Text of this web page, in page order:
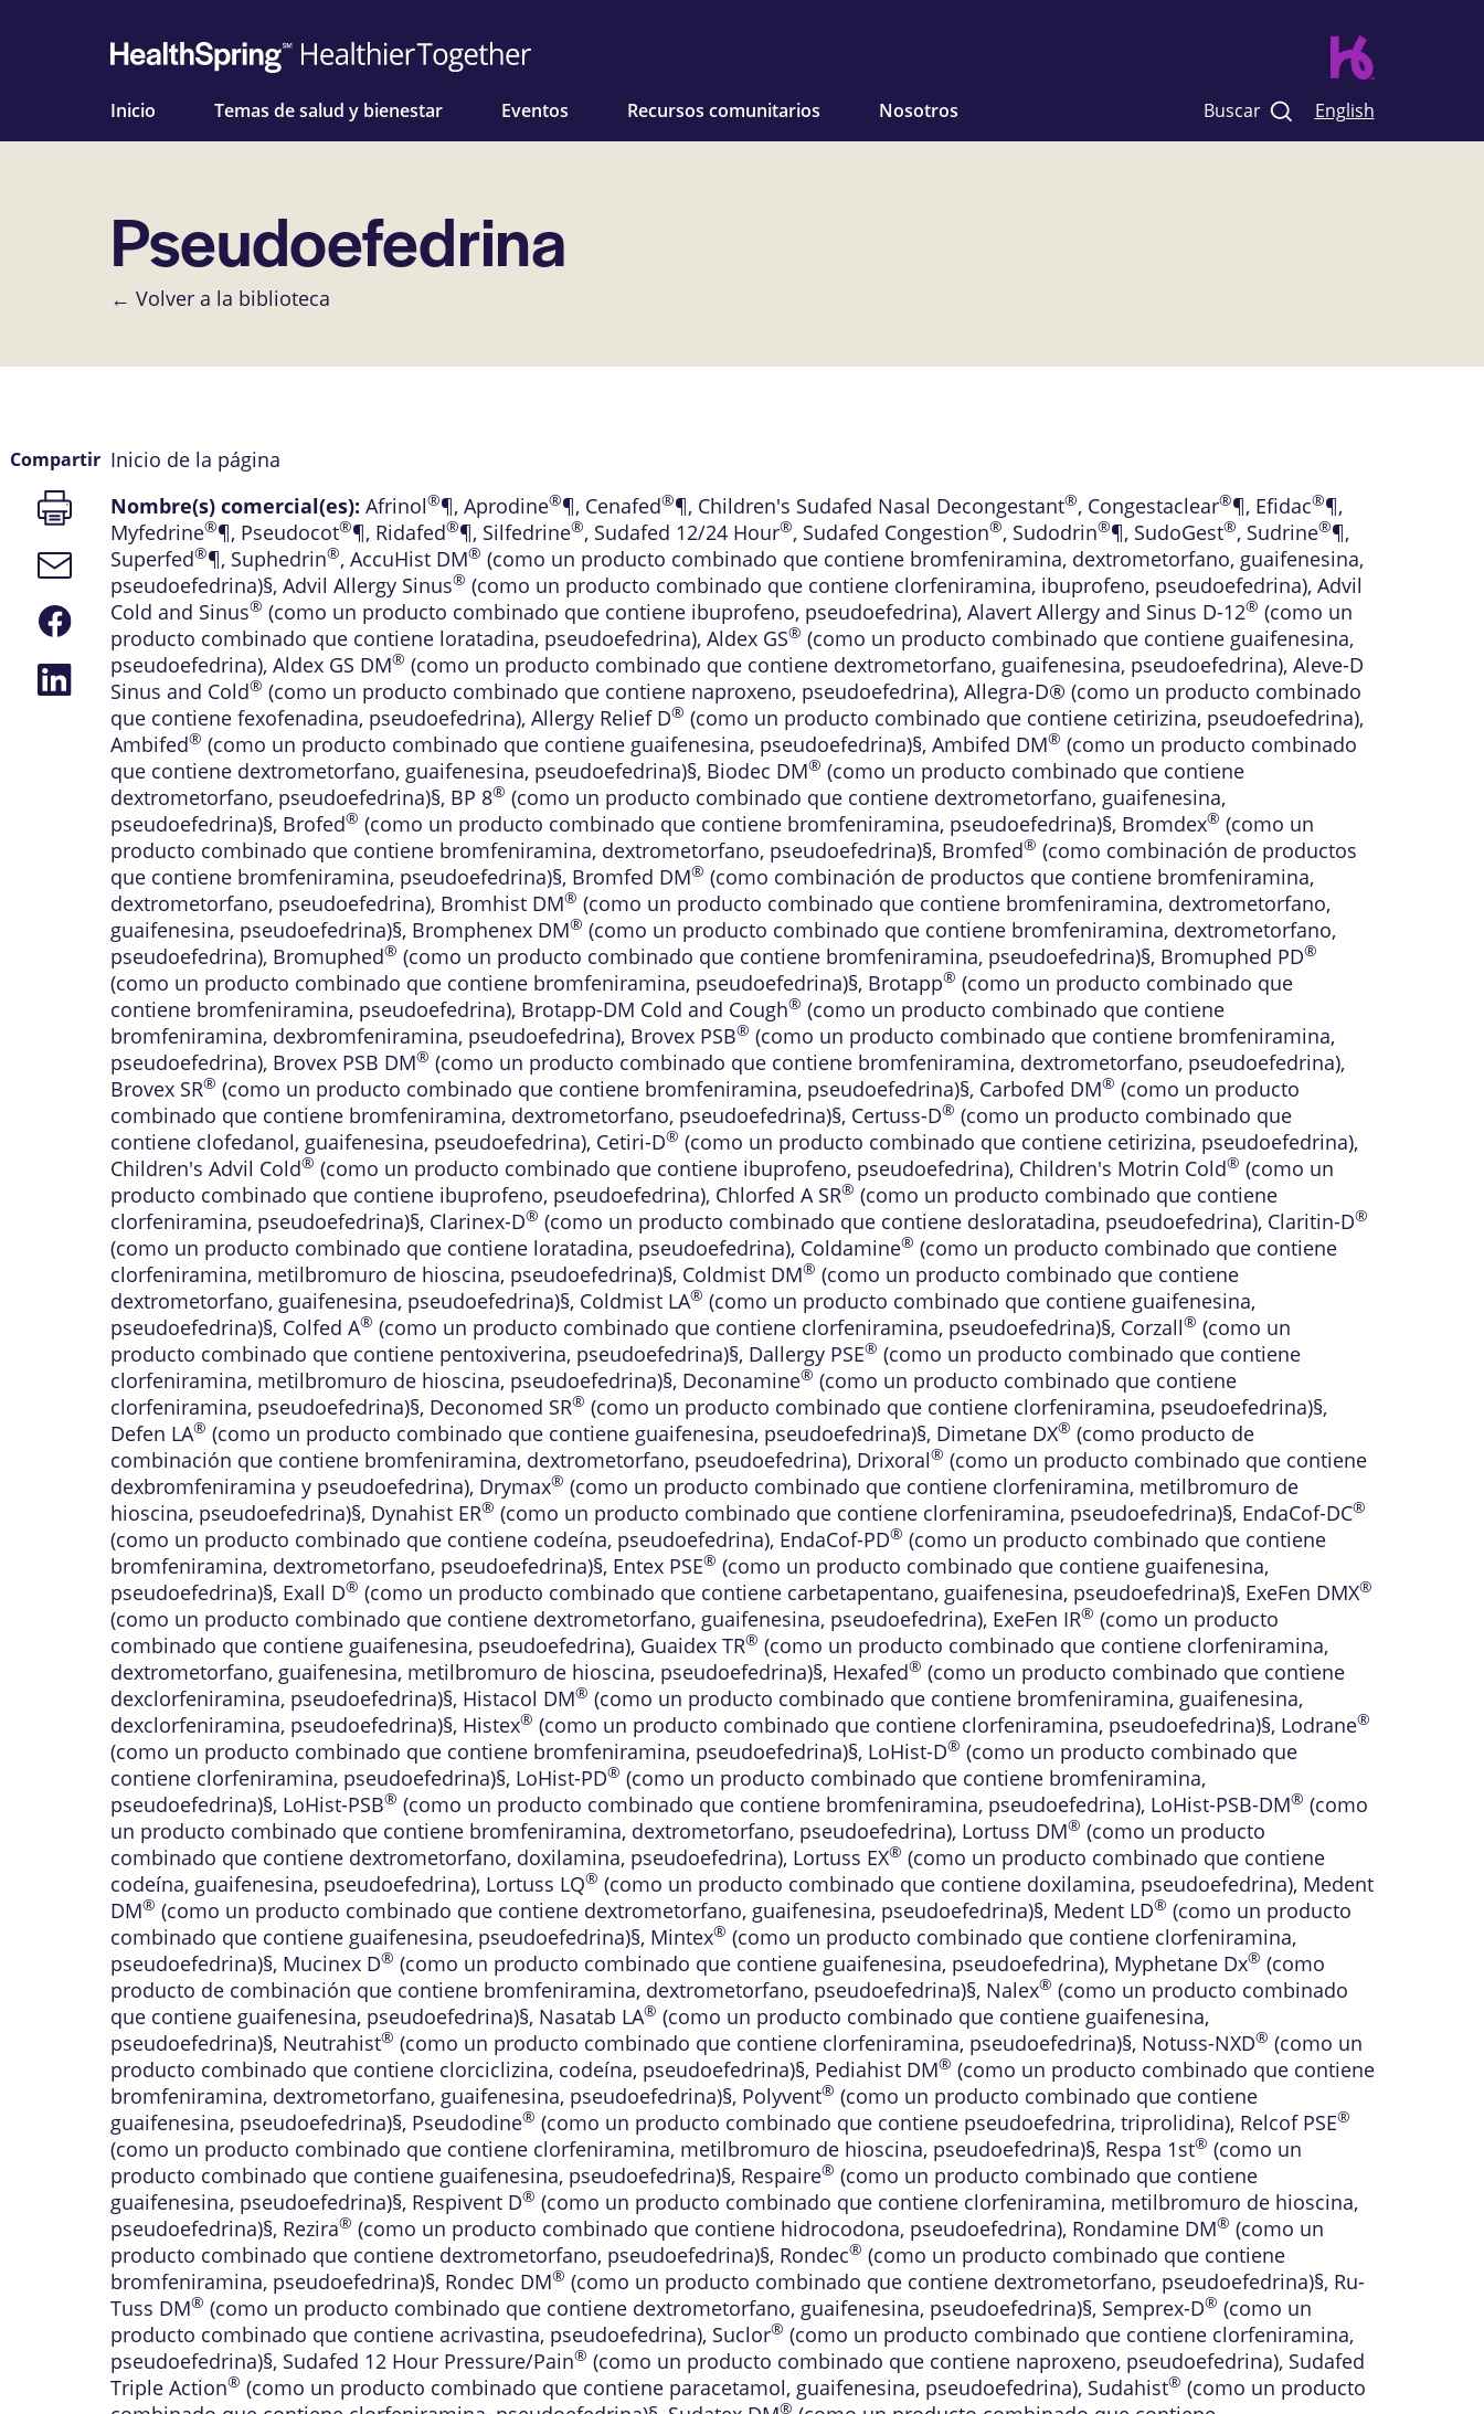
Inicio Temas de salud y bienestar Eventos Recursos comunitarios Nosotros Buscar English
Pseudoefedrina
← Volver a la biblioteca
Inicio de la página
Nombre(s) comercial(es): Afrinol®¶, Aprodine®¶, Cenafed®¶, Children's Sudafed Nasal Decongestant®, Congestaclear®¶, Efidac®¶,
Myfedrine®¶, Pseudocot®¶, Ridafed®¶, Silfedrine®, Sudafed 12/24 Hour®, Sudafed Congestion®, Sudodrin®¶, SudoGest®, Sudrine®¶,
Superfed®¶, Suphedrin®, AccuHist DM® (como un producto combinado que contiene bromfeniramina, dextrometorfano, guaifenesina,
pseudoefedrina)§, Advil Allergy Sinus® (como un producto combinado que contiene clorfeniramina, ibuprofeno, pseudoefedrina), Advil
Cold and Sinus® (como un producto combinado que contiene ibuprofeno, pseudoefedrina), Alavert Allergy and Sinus D-12® (como un
producto combinado que contiene loratadina, pseudoefedrina), Aldex GS® (como un producto combinado que contiene guaifenesina,
pseudoefedrina), Aldex GS DM® (como un producto combinado que contiene dextrometorfano, guaifenesina, pseudoefedrina), Aleve-D
Sinus and Cold® (como un producto combinado que contiene naproxeno, pseudoefedrina), Allegra-D® (como un producto combinado
que contiene fexofenadina, pseudoefedrina), Allergy Relief D® (como un producto combinado que contiene cetirizina, pseudoefedrina),
Ambifed® (como un producto combinado que contiene guaifenesina, pseudoefedrina)§, Ambifed DM® (como un producto combinado
que contiene dextrometorfano, guaifenesina, pseudoefedrina)§, Biodec DM® (como un producto combinado que contiene
dextrometorfano, pseudoefedrina)§, BP 8® (como un producto combinado que contiene dextrometorfano, guaifenesina,
pseudoefedrina)§, Brofed® (como un producto combinado que contiene bromfeniramina, pseudoefedrina)§, Bromdex® (como un
producto combinado que contiene bromfeniramina, dextrometorfano, pseudoefedrina)§, Bromfed® (como combinación de productos
que contiene bromfeniramina, pseudoefedrina)§, Bromfed DM® (como combinación de productos que contiene bromfeniramina,
dextrometorfano, pseudoefedrina), Bromhist DM® (como un producto combinado que contiene bromfeniramina, dextrometorfano,
guaifenesina, pseudoefedrina)§, Bromphenex DM® (como un producto combinado que contiene bromfeniramina, dextrometorfano,
pseudoefedrina), Bromuphed® (como un producto combinado que contiene bromfeniramina, pseudoefedrina)§, Bromuphed PD®
(como un producto combinado que contiene bromfeniramina, pseudoefedrina)§, Brotapp® (como un producto combinado que
contiene bromfeniramina, pseudoefedrina), Brotapp-DM Cold and Cough® (como un producto combinado que contiene
bromfeniramina, dexbromfeniramina, pseudoefedrina), Brovex PSB® (como un producto combinado que contiene bromfeniramina,
pseudoefedrina), Brovex PSB DM® (como un producto combinado que contiene bromfeniramina, dextrometorfano, pseudoefedrina),
Brovex SR® (como un producto combinado que contiene bromfeniramina, pseudoefedrina)§, Carbofed DM® (como un producto
combinado que contiene bromfeniramina, dextrometorfano, pseudoefedrina)§, Certuss-D® (como un producto combinado que
contiene clofedanol, guaifenesina, pseudoefedrina), Cetiri-D® (como un producto combinado que contiene cetirizina, pseudoefedrina),
Children's Advil Cold® (como un producto combinado que contiene ibuprofeno, pseudoefedrina), Children's Motrin Cold® (como un
producto combinado que contiene ibuprofeno, pseudoefedrina), Chlorfed A SR® (como un producto combinado que contiene
clorfeniramina, pseudoefedrina)§, Clarinex-D® (como un producto combinado que contiene desloratadina, pseudoefedrina), Claritin-D®
(como un producto combinado que contiene loratadina, pseudoefedrina), Coldamine® (como un producto combinado que contiene
clorfeniramina, metilbromuro de hioscina, pseudoefedrina)§, Coldmist DM® (como un producto combinado que contiene
dextrometorfano, guaifenesina, pseudoefedrina)§, Coldmist LA® (como un producto combinado que contiene guaifenesina,
pseudoefedrina)§, Colfed A® (como un producto combinado que contiene clorfeniramina, pseudoefedrina)§, Corzall® (como un
producto combinado que contiene pentoxiverina, pseudoefedrina)§, Dallergy PSE® (como un producto combinado que contiene
clorfeniramina, metilbromuro de hioscina, pseudoefedrina)§, Deconamine® (como un producto combinado que contiene
clorfeniramina, pseudoefedrina)§, Deconomed SR® (como un producto combinado que contiene clorfeniramina, pseudoefedrina)§,
Defen LA® (como un producto combinado que contiene guaifenesina, pseudoefedrina)§, Dimetane DX® (como producto de
combinación que contiene bromfeniramina, dextrometorfano, pseudoefedrina), Drixoral® (como un producto combinado que contiene
dexbromfeniramina y pseudoefedrina), Drymax® (como un producto combinado que contiene clorfeniramina, metilbromuro de
hioscina, pseudoefedrina)§, Dynahist ER® (como un producto combinado que contiene clorfeniramina, pseudoefedrina)§, EndaCof-DC®
(como un producto combinado que contiene codeína, pseudoefedrina), EndaCof-PD® (como un producto combinado que contiene
bromfeniramina, dextrometorfano, pseudoefedrina)§, Entex PSE® (como un producto combinado que contiene guaifenesina,
pseudoefedrina)§, Exall D® (como un producto combinado que contiene carbetapentano, guaifenesina, pseudoefedrina)§, ExeFen DMX®
(como un producto combinado que contiene dextrometorfano, guaifenesina, pseudoefedrina), ExeFen IR® (como un producto
combinado que contiene guaifenesina, pseudoefedrina), Guaidex TR® (como un producto combinado que contiene clorfeniramina,
dextrometorfano, guaifenesina, metilbromuro de hioscina, pseudoefedrina)§, Hexafed® (como un producto combinado que contiene
dexclorfeniramina, pseudoefedrina)§, Histacol DM® (como un producto combinado que contiene bromfeniramina, guaifenesina,
dexclorfeniramina, pseudoefedrina)§, Histex® (como un producto combinado que contiene clorfeniramina, pseudoefedrina)§, Lodrane®
(como un producto combinado que contiene bromfeniramina, pseudoefedrina)§, LoHist-D® (como un producto combinado que
contiene clorfeniramina, pseudoefedrina)§, LoHist-PD® (como un producto combinado que contiene bromfeniramina,
pseudoefedrina)§, LoHist-PSB® (como un producto combinado que contiene bromfeniramina, pseudoefedrina), LoHist-PSB-DM® (como
un producto combinado que contiene bromfeniramina, dextrometorfano, pseudoefedrina), Lortuss DM® (como un producto
combinado que contiene dextrometorfano, doxilamina, pseudoefedrina), Lortuss EX® (como un producto combinado que contiene
codeína, guaifenesina, pseudoefedrina), Lortuss LQ® (como un producto combinado que contiene doxilamina, pseudoefedrina), Medent
DM® (como un producto combinado que contiene dextrometorfano, guaifenesina, pseudoefedrina)§, Medent LD® (como un producto
combinado que contiene guaifenesina, pseudoefedrina)§, Mintex® (como un producto combinado que contiene clorfeniramina,
pseudoefedrina)§, Mucinex D® (como un producto combinado que contiene guaifenesina, pseudoefedrina), Myphetane Dx® (como
producto de combinación que contiene bromfeniramina, dextrometorfano, pseudoefedrina)§, Nalex® (como un producto combinado
que contiene guaifenesina, pseudoefedrina)§, Nasatab LA® (como un producto combinado que contiene guaifenesina,
pseudoefedrina)§, Neutrahist® (como un producto combinado que contiene clorfeniramina, pseudoefedrina)§, Notuss-NXD® (como un
producto combinado que contiene clorciclizina, codeína, pseudoefedrina)§, Pediahist DM® (como un producto combinado que contiene
bromfeniramina, dextrometorfano, guaifenesina, pseudoefedrina)§, Polyvent® (como un producto combinado que contiene
guaifenesina, pseudoefedrina)§, Pseudodine® (como un producto combinado que contiene pseudoefedrina, triprolidina), Relcof PSE®
(como un producto combinado que contiene clorfeniramina, metilbromuro de hioscina, pseudoefedrina)§, Respa 1st® (como un
producto combinado que contiene guaifenesina, pseudoefedrina)§, Respaire® (como un producto combinado que contiene
guaifenesina, pseudoefedrina)§, Respivent D® (como un producto combinado que contiene clorfeniramina, metilbromuro de hioscina,
pseudoefedrina)§, Rezira® (como un producto combinado que contiene hidrocodona, pseudoefedrina), Rondamine DM® (como un
producto combinado que contiene dextrometorfano, pseudoefedrina)§, Rondec® (como un producto combinado que contiene
bromfeniramina, pseudoefedrina)§, Rondec DM® (como un producto combinado que contiene dextrometorfano, pseudoefedrina)§, Ru-
Tuss DM® (como un producto combinado que contiene dextrometorfano, guaifenesina, pseudoefedrina)§, Semprex-D® (como un
producto combinado que contiene acrivastina, pseudoefedrina), Suclor® (como un producto combinado que contiene clorfeniramina,
pseudoefedrina)§, Sudafed 12 Hour Pressure/Pain® (como un producto combinado que contiene naproxeno, pseudoefedrina), Sudafed
Triple Action® (como un producto combinado que contiene paracetamol, guaifenesina, pseudoefedrina), Sudahist® (como un producto
®
Compartir
Imprimir
página
Enlace
de
correo
electrónico
Compartir
en
Facebook
Compartir
en
LinkedIn